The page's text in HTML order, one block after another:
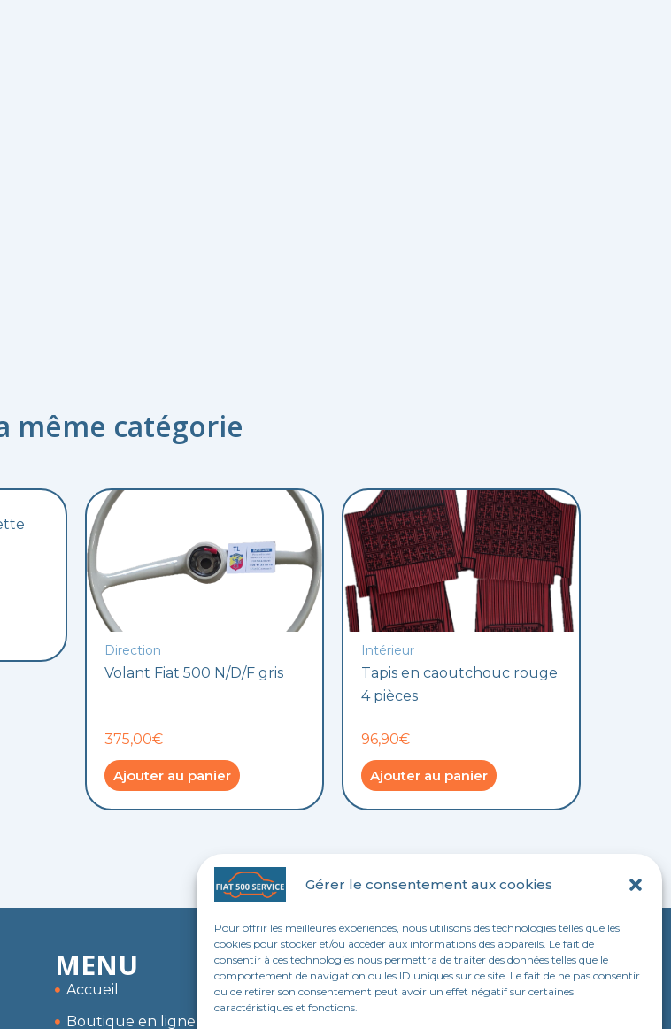
Gérer le consentement aux cookies
Pour offrir les meilleures expériences, nous utilisons des technologies telles que les
cookies pour stocker et/ou accéder aux informations des appareils. Le fait de
consentir à ces technologies nous permettra de traiter des données telles que le
comportement de navigation ou les ID uniques sur ce site. Le fait de ne pas consentir
ou de retirer son consentement peut avoir un effet négatif sur certaines
caractéristiques et fonctions.
même catégorie
Direction
Volant Fiat 500 N/D/F gris
375,00€
Ajouter au panier
Intérieur
Tapis en caoutchouc rouge
4 pièces
96,90€
Ajouter au panier
MENU
Accueil
Boutique en ligne
LEGAL
Mentions légales